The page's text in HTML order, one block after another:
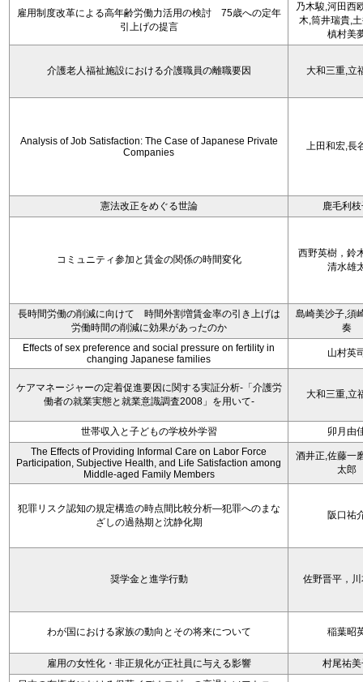
雇用制度改革による高年齢労働力活用の検討 75歳への定年
引上げの提言
乃木駿,河田西
木,筒井瑞貴,
槙村美
介護老人福祉施設における介護職員の離職要因 大和三重,立
Analysis of Job Satisfaction: The Case of Japanese Private
Companies
上田和宏,長
憲法改正をめぐる世論 鹿毛利枝
コミュニティ参加と賃金の関係の時間変化
西野英樹，鈴
清水雄
長時間労働の削減に向けて 時間外割増賃金率の引き上げは
労働時間の削減に効果があったのか
島崎美沙子,須
奏
Effects of sex preference and social pressure on fertility in
changing Japanese families
山村英
ケアマネージャーの定着促進要因に関する実証分析-「介護労
働者の就業実態と就業意識調査2008」を用いて-
大和三重,立
世帯収入と子どもの学校外学習
卯月由
The Effects of Providing Informal Care on Labor Force
Participation, Subjective Health, and Life Satisfaction among
Middle-aged Family Members
酒井正,佐藤一
太郎
犯罪リスク認知の規定構造の時点間比較分析―犯罪へのまな
ざしの過熱期と沈静化期
阪口祐
奨学金と進学行動 佐野晋平，
わが国における家族の動向とその将来について 稲葉昭
雇用の女性化・非正規化が正社員に与える影響
村尾祐美